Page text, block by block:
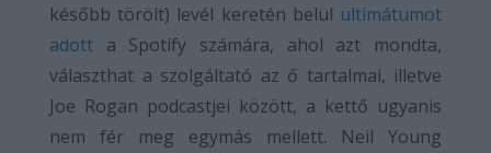
később törölt) levél keretén belül ultimátumot
adott a Spotify számára, ahol azt mondta,
választhat a szolgáltató az ő tartalmai, illetve
Joe Rogan podcastjei között, a kettő ugyanis
nem fér meg egymás mellett. Neil Young